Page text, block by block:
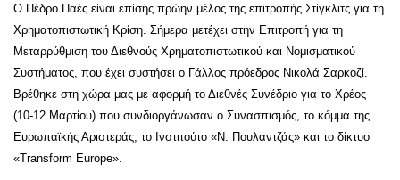
Ο Πέδρο Παές είναι επίσης πρώην μέλος της επιτροπής Στίγκλιτς για τη
Χρηματοπιστωτική Κρίση. Σήμερα μετέχει στην Επιτροπή για τη
Μεταρρύθμιση του Διεθνούς Χρηματοπιστωτικού και Νομισματικού
Συστήματος, που έχει συστήσει ο Γάλλος πρόεδρος Νικολά Σαρκοζί.
Βρέθηκε στη χώρα μας με αφορμή το Διεθνές Συνέδριο για το Χρέος
(10-12 Μαρτίου) που συνδιοργάνωσαν ο Συνασπισμός, το κόμμα της
Ευρωπαϊκής Αριστεράς, το Ινστιτούτο «Ν. Πουλαντζάς» και το δίκτυο
«Transform Europe».